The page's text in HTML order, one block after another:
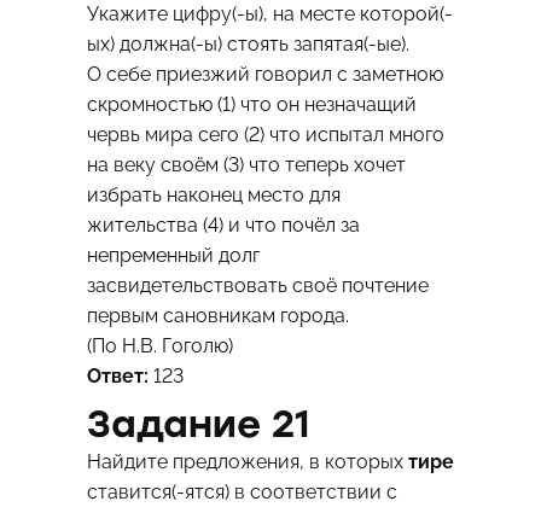
Укажите цифру(-ы), на месте которой(-
ых) должна(-ы) стоять запятая(-ые).
О себе приезжий говорил с заметною
скромностью (1) что он незначащий
червь мира сего (2) что испытал много
на веку своём (3) что теперь хочет
избрать наконец место для
жительства (4) и что почёл за
непременный долг
засвидетельствовать своё почтение
первым сановникам города.
(По Н.В. Гоголю)
Ответ: 123
Задание 21
Найдите предложения, в которых тире
ставится(-ятся) в соответствии с